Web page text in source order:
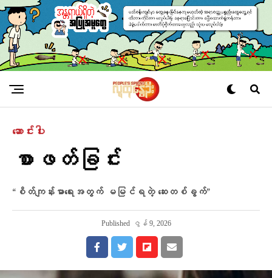
ဆောင်းပါး
စာဖတ်ခြင်း
“စိတ်ကျန်းမာရေးအတွက် မမြင်ရတဲ့ ဆေးတစ်ခွက်”
Published ဇွန် 9, 2026